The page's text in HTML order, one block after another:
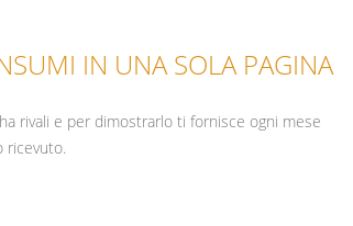
IN UNA SOLA PAGINA
rivali e per dimostrarlo ti fornisce ogni mese
ricevuto.